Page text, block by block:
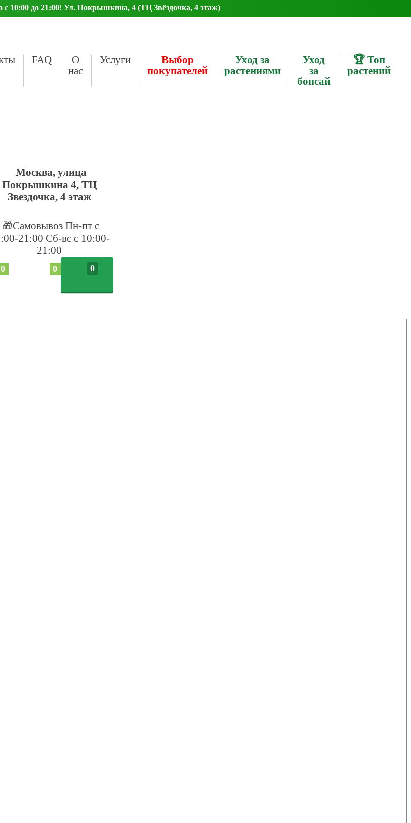
с 10:00 до 21:00! Ул. Покрышкина, 4 (ТЦ Звёздочка, 4 этаж)
FAQ
О
нас
Услуги
Выбор
покупателей
Уход за
растениями
Уход
за
бонсай
🏆 Топ
растений
Москва, улица
Покрышкина 4, ТЦ
Звездочка, 4 этаж
🎁Самовывоз Пн-пт с
21:00 Сб-вс с 10:00-
21:00
0
0 0